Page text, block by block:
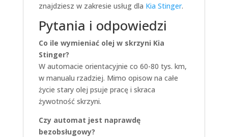
znajdziesz w zakresie usług dla Kia Stinger.
Pytania i odpowiedzi
Co ile wymieniać olej w skrzyni Kia
Stinger?
W automacie orientacyjnie co 60-80 tys. km,
w manualu rzadziej. Mimo opisow na całe
życie stary olej psuje pracę i skraca
żywotność skrzyni.
Czy automat jest naprawdę
bezobsługowy?